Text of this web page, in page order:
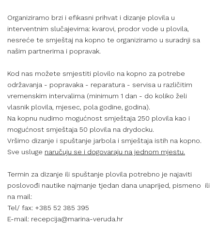
Organiziramo brzi i efikasni prihvat i dizanje plovila u
interventnim slučajevima: kvarovi, prodor vode u plovila,
nesreće te smještaj na kopno te organiziramo u suradnji sa
našim partnerima i popravak.
Kod nas možete smjestiti plovilo na kopno za potrebe
održavanja - popravaka - reparatura - servisa u različitim
vremenskim intervalima (minimum 1 dan - do koliko želi
vlasnik plovila, mjesec, pola godine, godina).
Na kopnu nudimo mogućnost smještaja 250 plovila kao i
mogućnost smještaja 50 plovila na drydocku.
Vršimo dizanje i spuštanje jarbola i smještaja istih na kopno.
Sve usluge naručuju se i dogovaraju na jednom mjestu.
Termin za dizanje ili spuštanje plovila potrebno je najaviti
poslovođi nautike najmanje tjedan dana unaprijed, pismeno ili
na mail:
Tel/ fax: +385 52 385 395
E-mail: recepcija@marina-veruda.hr